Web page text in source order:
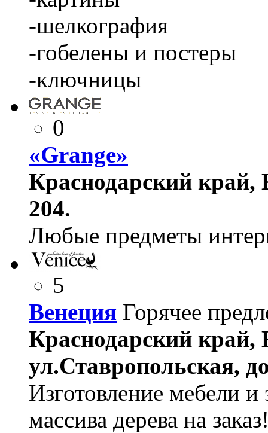
-шелкография
-гобелены и постеры
-ключницы
0
«Grange»
Краснодарский край,
204.
Любые предметы
5
Венеция Горячее
Краснодарский край,
ул.Ставропольская,
Изготовление мебели и
массива дерева на